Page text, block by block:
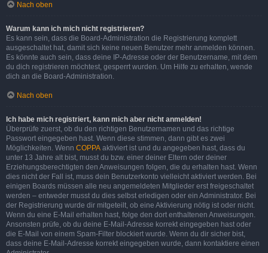
Nach oben
Warum kann ich mich nicht registrieren?
Es kann sein, dass die Board-Administration die Registrierung komplett
ausgeschaltet hat, damit sich keine neuen Benutzer mehr anmelden können.
Es könnte auch sein, dass deine IP-Adresse oder der Benutzername, mit dem
du dich registrieren möchtest, gesperrt wurden. Um Hilfe zu erhalten, wende
dich an die Board-Administration.
Nach oben
Ich habe mich registriert, kann mich aber nicht anmelden!
Überprüfe zuerst, ob du den richtigen Benutzernamen und das richtige
Passwort eingegeben hast. Wenn diese stimmen, dann gibt es zwei
Möglichkeiten. Wenn COPPA aktiviert ist und du angegeben hast, dass du
unter 13 Jahre alt bist, musst du bzw. einer deiner Eltern oder deiner
Erziehungsberechtigten den Anweisungen folgen, die du erhalten hast. Wenn
dies nicht der Fall ist, muss dein Benutzerkonto vielleicht aktiviert werden. Bei
einigen Boards müssen alle neu angemeldeten Mitglieder erst freigeschaltet
werden – entweder musst du dies selbst erledigen oder ein Administrator. Bei
der Registrierung wurde dir mitgeteilt, ob eine Aktivierung nötig ist oder nicht.
Wenn du eine E-Mail erhalten hast, folge den dort enthaltenen Anweisungen.
Ansonsten prüfe, ob du deine E-Mail-Adresse korrekt eingegeben hast oder
die E-Mail von einem Spam-Filter blockiert wurde. Wenn du dir sicher bist,
dass deine E-Mail-Adresse korrekt eingegeben wurde, dann kontaktiere einen